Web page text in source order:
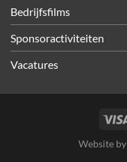
Bedrijfsfilms
Sponsoractiviteiten
Vacatures
Website by